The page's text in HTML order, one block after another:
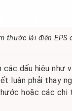
thước lái điện
các dấu hiệu như
luận phải thay
hoặc các